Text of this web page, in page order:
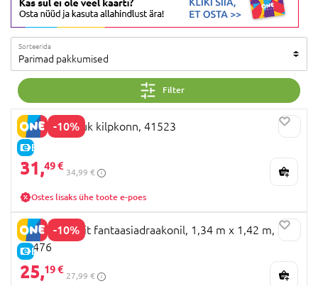
Sorteerida
Parimad pakkumised
Filter
-10%
E-HIND
BESTWAY ujuk kilpkonn, 41523
31,49 €
34,99 €
Ostes lisaks ühe toote e-poes
-10%
E-HIND
BESTWAY Sõit fantaasiadraakonil, 1,34 m x 1,42 m,
41476
25,19 €
27,99 €